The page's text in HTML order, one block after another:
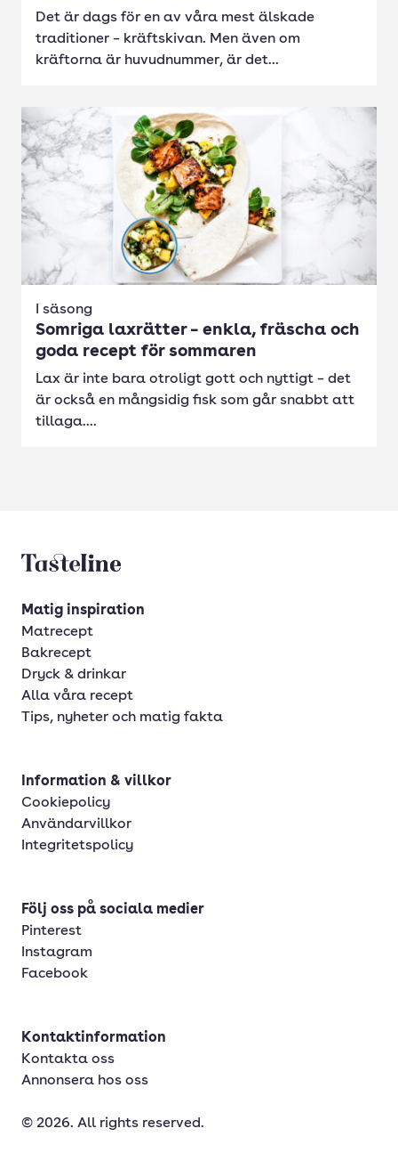
Det är dags för en av våra mest älskade
traditioner – kräftskivan. Men även om
kräftorna är huvudnummer, är det...
I säsong
Somriga laxrätter – enkla, fräscha och
goda recept för sommaren
Lax är inte bara otroligt gott och nyttigt – det
är också en mångsidig fisk som går snabbt att
tillaga....
Tasteline startsida
Matig inspiration
Matrecept
Bakrecept
Dryck & drinkar
Alla våra recept
Tips, nyheter och matig fakta
Information & villkor
Cookiepolicy
Användarvillkor
Integritetspolicy
Följ oss på sociala medier
Pinterest
Instagram
Facebook
Kontaktinformation
Kontakta oss
Annonsera hos oss
© 2026. All rights reserved.